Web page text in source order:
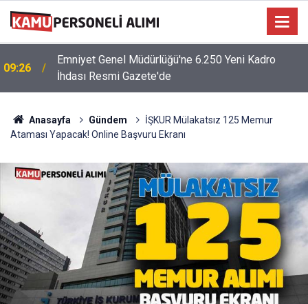
09:26
Emniyet Genel Müdürlüğü'ne 6.250 Yeni Kadro
İhdası Resmi Gazete'de
Anasayfa Gündem
İŞKUR Mülakatsız 125 Memur
Ataması Yapacak! Online Başvuru Ekranı